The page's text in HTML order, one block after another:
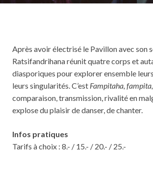
Après avoir électrisé le Pavillon avec son
Ratsifandrihana réunit quatre corps et
diasporiques pour explorer ensemble
leurs singularités. C’est Fampitaha,
comparaison, transmission, rivalité en
explose du plaisir de danser, de chanter.
Infos pratiques
Tarifs à choix : 8.- / 15.- / 20.- / 25.-